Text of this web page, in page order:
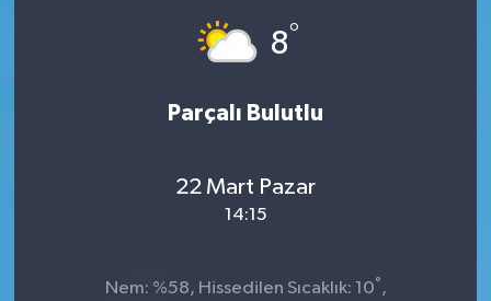
8°
Parçalı Bulutlu
22 Mart Pazar
14:15
Nem: %58, Hissedilen Sıcaklık: 10° ,